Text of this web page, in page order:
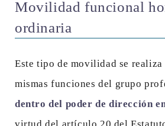
Movilidad funcional
ordinaria
Este tipo de movilidad se realiza
mismas funciones del grupo
dentro del poder de dirección